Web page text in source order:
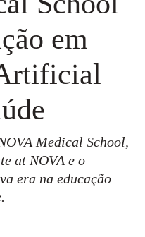
em
Medical School,
at NOVA e o
era na educação